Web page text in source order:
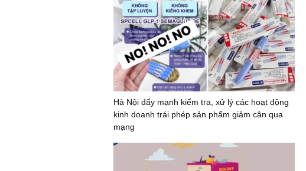
Hà Nội đẩy mạnh kiểm tra, xử lý các hoạt động
kinh doanh trái phép sản phẩm giảm cân qua
mạng